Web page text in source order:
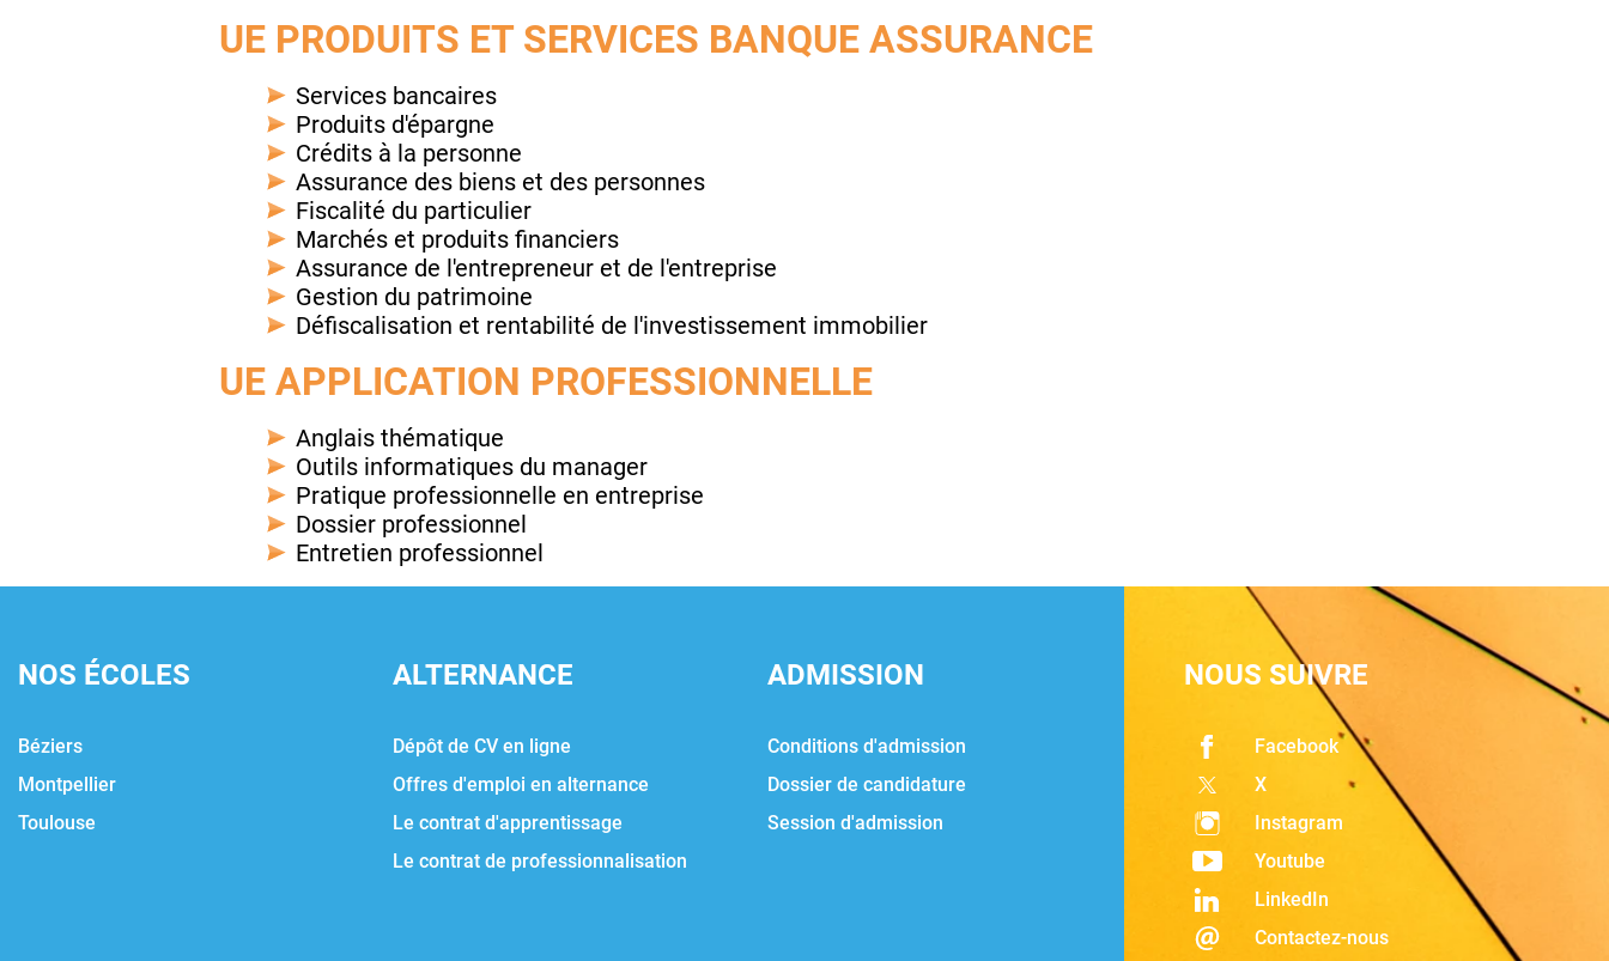
UE PRODUITS ET SERVICES BANQUE ASSURANCE
Services bancaires
Produits d'épargne
Crédits à la personne
Assurance des biens et des personnes
Fiscalité du particulier
Marchés et produits financiers
Assurance de l'entrepreneur et de l'entreprise
Gestion du patrimoine
Défiscalisation et rentabilité de l'investissement immobilier
UE APPLICATION PROFESSIONNELLE
Anglais thématique
Outils informatiques du manager
Pratique professionnelle en entreprise
Dossier professionnel
Entretien professionnel
NOS ÉCOLES
Béziers
Montpellier
Toulouse
ALTERNANCE
Dépôt de CV en ligne
Offres d'emploi en alternance
Le contrat d'apprentissage
Le contrat de professionnalisation
ADMISSION
Conditions d'admission
Dossier de candidature
Session d'admission
NOUS SUIVRE
Facebook
X
Instagram
Youtube
LinkedIn
Contactez-nous